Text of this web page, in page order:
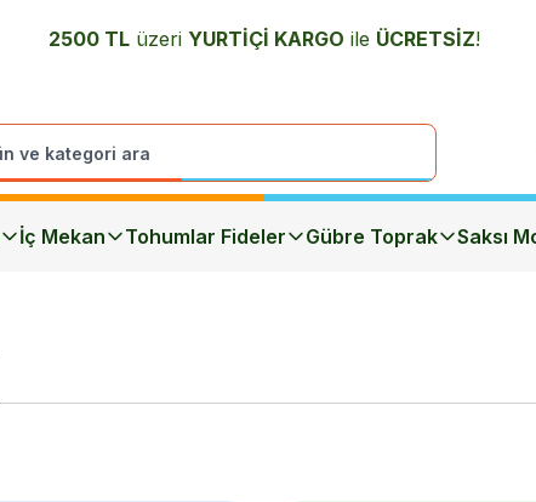
2500 TL üzeri YURTİÇİ KARGO ile ÜCRETSİZ!
İç Mekan Tohumlar Fideler Gübre Toprak Saksı